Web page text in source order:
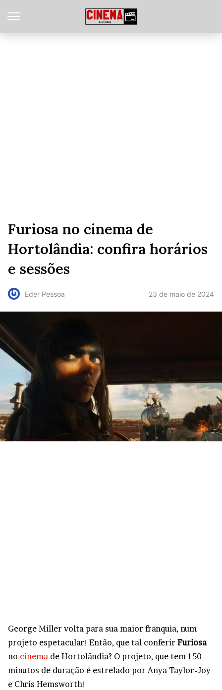
Furiosa no cinema de
Hortolândia: confira horários
e sessões
Eder Pessoa 23 de maio de 2024
George Miller volta para sua maior franquia, num
projeto espetacular! Então, que tal conferir Furiosa
no cinema de Hortolândia? O projeto, que tem 150
minutos de duração é estrelado por Anya Taylor-Joy
e Chris Hemsworth!